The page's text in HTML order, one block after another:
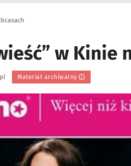
w Kinie
Materiał archiwalny